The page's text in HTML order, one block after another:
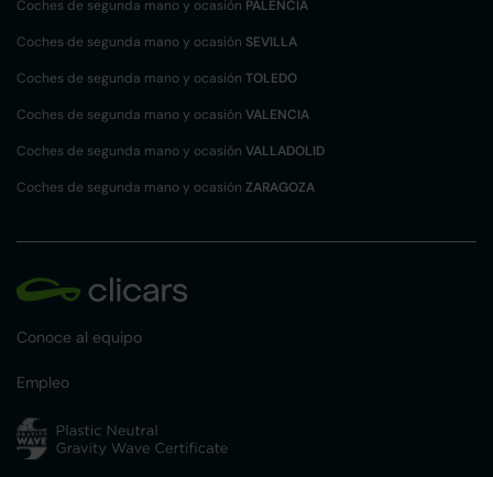
Coches de segunda mano y ocasión PALENCIA
Coches de segunda mano y ocasión SEVILLA
Coches de segunda mano y ocasión TOLEDO
Coches de segunda mano y ocasión VALENCIA
Coches de segunda mano y ocasión VALLADOLID
Coches de segunda mano y ocasión ZARAGOZA
Conoce al equipo
Empleo